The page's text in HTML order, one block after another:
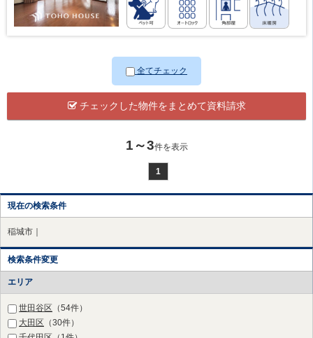
全てチェック
チェックした物件をまとめて資料請求
1～3件を表示
1
現在の検索条件
稲城市｜
検索条件変更
エリア
世田谷区 （54件）
大田区 （30件）